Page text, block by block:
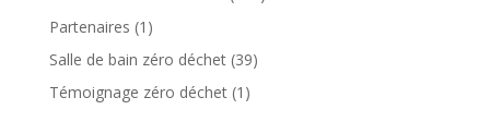
Partenaires (1)
Salle de bain zéro déchet(39)
Témoignage zéro déchet(1)